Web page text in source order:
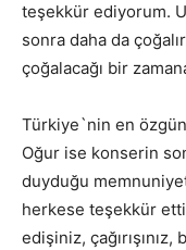
teşekkür ediyorum.
sonra daha da
çoğalacağı bir
Türkiye`nin en
Oğur ise konserin
duyduğu
herkese teşekkür
edişiniz,